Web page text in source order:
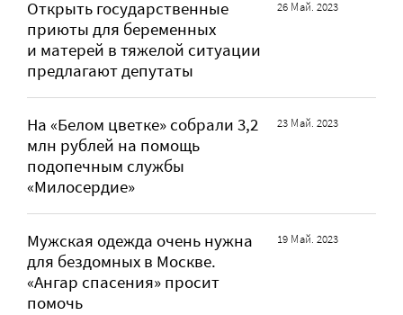
Открыть государственные
приюты для беременных
и матерей в тяжелой ситуации
предлагают депутаты
26 Май. 2023
На «Белом цветке» собрали 3,2
млн рублей на помощь
подопечным службы
«Милосердие»
23 Май. 2023
Мужская одежда очень нужна
для бездомных в Москве.
«Ангар спасения» просит
помочь
19 Май. 2023